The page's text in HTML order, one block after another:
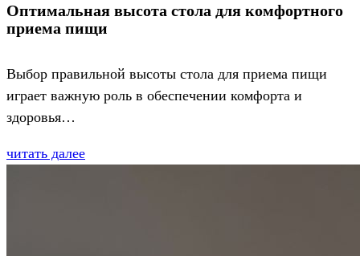
Оптимальная высота стола для комфортного
приема пищи
Выбор правильной высоты стола для приема пищи
играет важную роль в обеспечении комфорта и
здоровья…
читать далее